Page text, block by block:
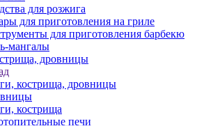
для розжига
для приготовления на гриле
для приготовления барбекю
мангалы
дровницы
кострища, дровницы
кострища
печи